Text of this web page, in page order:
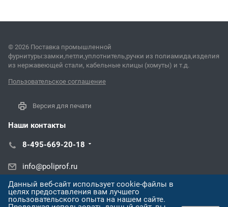
© 2026 Поставка промышленной
фурнитуры:замки,петли,уплотнитель,ручки из полиамида,изделия
из нержавеющей стали, кабельные клицы (хомуты) и т.д.
Пользовательское соглашение
Версия для печати
Наши контакты
8-495-669-20-18
info@poliprof.ru
ул. Восстания, 100, корп. 266Д
Данный веб-сайт использует cookie-файлы в
целях предоставления вам лучшего
пользовательского опыта на нашем сайте.